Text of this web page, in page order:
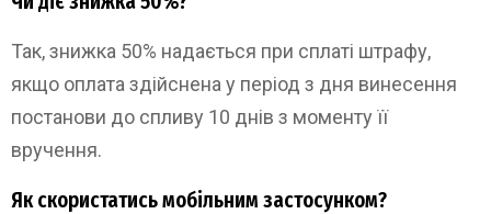
Так, знижка 50% надається при сплаті штрафу,
якщо оплата здійснена у період з дня винесення
постанови до спливу 10 днів з моменту її
вручення.
Як скористатись мобільним застосунком?